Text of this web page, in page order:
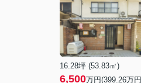
16.28坪 (53.83㎡)
6,500万円(399.26万